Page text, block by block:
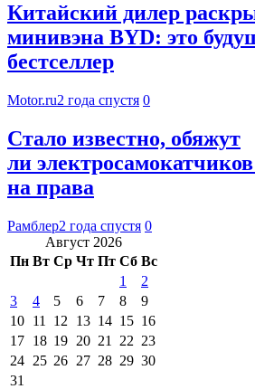
Китайский дилер
минивэна BYD: это
бестселлер
Motor.ru2 года спустя 0
Стало известно, обяжут
ли
на права
Рамблер2 года спустя 0
Август 2026
Пн Вт Ср Чт Пт Сб Вс
1
2
3
4 5 6 7 8
9
10 11 12 13 14 15 16
17 18 19 20 21 22 23
24 25 26 27 28 29 30
31